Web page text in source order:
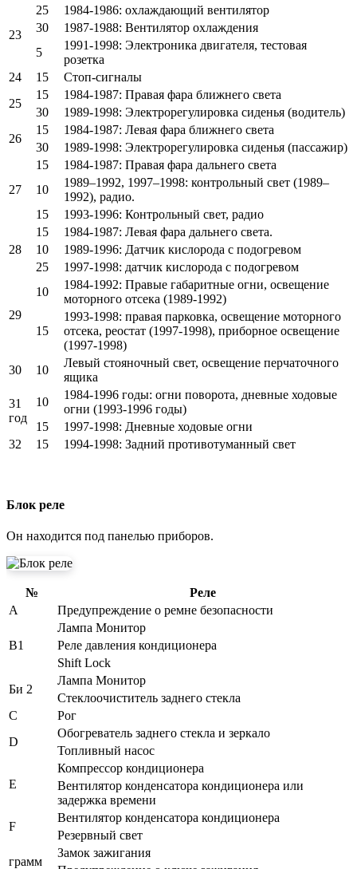
23
25
1984-1986: охлаждающий вентилятор
30
1987-1988: Вентилятор охлаждения
5
1991-1998: Электроника двигателя, тестовая
розетка
24
15
Стоп-сигналы
25
15
1984-1987: Правая фара ближнего света
30
1989-1998: Электрорегулировка сиденья (водитель)
26
15
1984-1987: Левая фара ближнего света
30
1989-1998: Электрорегулировка сиденья (пассажир)
27
15
1984-1987: Правая фара дальнего света
10
1989–1992, 1997–1998: контрольный свет (1989–
1992), радио.
15
1993-1996: Контрольный свет, радио
28
15
1984-1987: Левая фара дальнего света.
10
1989-1996: Датчик кислорода с подогревом
25
1997-1998: датчик кислорода с подогревом
29
10
1984-1992: Правые габаритные огни, освещение
моторного отсека (1989-1992)
15
1993-1998: правая парковка, освещение моторного
отсека, реостат (1997-1998), приборное освещение
(1997-1998)
30
10
Левый стояночный свет, освещение перчаточного
ящика
31
год
10
1984-1996 годы: огни поворота, дневные ходовые
огни (1993-1996 годы)
15
1997-1998: Дневные ходовые огни
32
15 1994-1998: Задний противотуманный свет
Блок реле
Он находится под панелью приборов.
№
Реле
А
Предупреждение о ремне безопасности
B1
Лампа Монитор
Реле давления кондиционера
Shift Lock
Би 2
Лампа Монитор
Стеклоочиститель заднего стекла
C
Рог
D
Обогреватель заднего стекла и зеркало
Топливный насос
E
Компрессор кондиционера
Вентилятор конденсатора кондиционера или
задержка времени
F
Вентилятор конденсатора кондиционера
Резервный свет
грамм
Замок зажигания